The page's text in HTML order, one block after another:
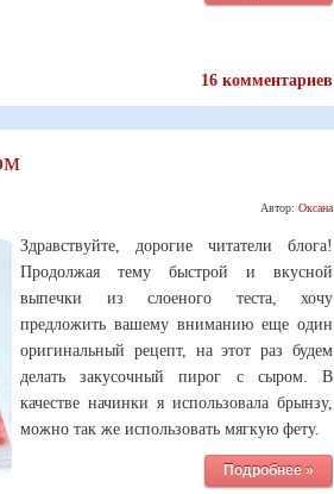
16 комментариев
Автор: Оксана
Здравствуйте, дорогие читатели блога!
Продолжая тему быстрой и вкусной
выпечки из слоеного теста, хочу
предложить вашему вниманию еще один
оригинальный рецепт, на этот раз будем
делать закусочный пирог с сыром. В
качестве начинки я использовала брынзу,
можно так же использовать мягкую фету.
Подробнее »